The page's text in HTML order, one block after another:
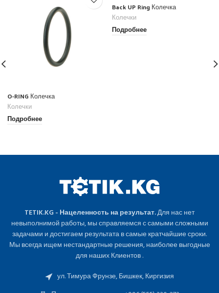
O-RING Колечка
Колечки
Подробнее
Back UP Ring Колечка
Колечки
Подробнее
TETIK.KG - Нацеленность на результат.Для нас нет
невыполнимой работы, мы справляемся с самыми сложными
задачами и достигаем результата в самые кратчайшие сроки.
Мы всегда ищем нестандартные решения, наиболее выгодные
для наших Клиентов .
ул. Тимура Фрунзе, Бишкек, Киргизия